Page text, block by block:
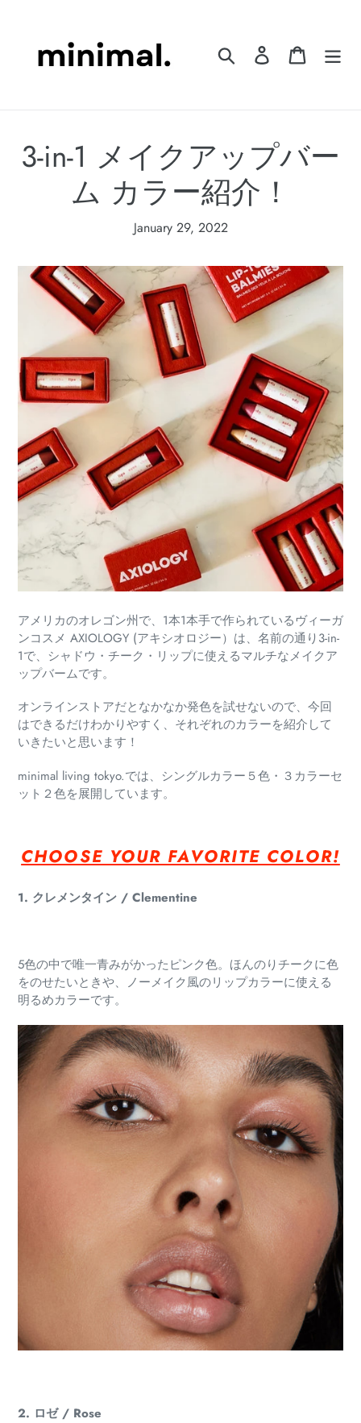
content
Search Log in Cart
3-in-1 メイクアップバー
ム カラー紹介！
January 29, 2022
アメリカのオレゴン州で、1本1本手で作られているヴィーガ
ンコスメ AXIOLOGY (アキシオロジー）は、名前の通り3-in-
1で、シャドウ・チーク・リップに使えるマルチなメイクア
ップバームです。
オンラインストアだとなかなか発色を試せないので、今回
はできるだけわかりやすく、それぞれのカラーを紹介して
いきたいと思います！
minimal living tokyo.では、シングルカラー５色・３カラーセ
ット２色を展開しています。
CHOOSE YOUR FAVORITE COLOR!
1. クレメンタイン / Clementine
5色の中で唯一青みがかったピンク色。ほんのりチークに色
をのせたいときや、ノーメイク風のリップカラーに使える
明るめカラーです。
2. ロゼ / Rose